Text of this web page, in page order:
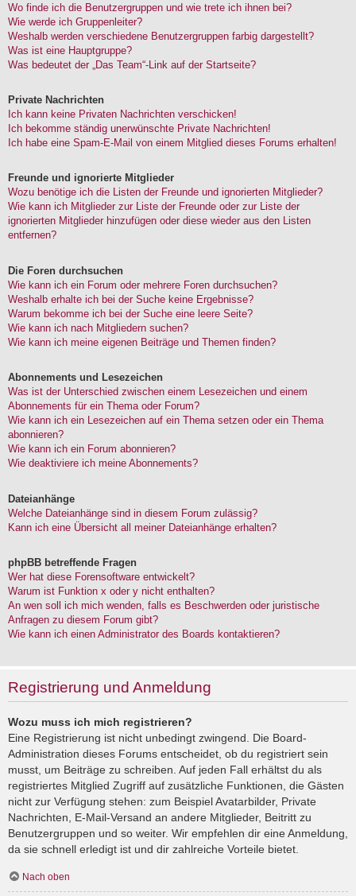
Wo finde ich die Benutzergruppen und wie trete ich ihnen bei?
Wie werde ich Gruppenleiter?
Weshalb werden verschiedene Benutzergruppen farbig dargestellt?
Was ist eine Hauptgruppe?
Was bedeutet der „Das Team“-Link auf der Startseite?
Private Nachrichten
Ich kann keine Privaten Nachrichten verschicken!
Ich bekomme ständig unerwünschte Private Nachrichten!
Ich habe eine Spam-E-Mail von einem Mitglied dieses Forums erhalten!
Freunde und ignorierte Mitglieder
Wozu benötige ich die Listen der Freunde und ignorierten Mitglieder?
Wie kann ich Mitglieder zur Liste der Freunde oder zur Liste der
ignorierten Mitglieder hinzufügen oder diese wieder aus den Listen
entfernen?
Die Foren durchsuchen
Wie kann ich ein Forum oder mehrere Foren durchsuchen?
Weshalb erhalte ich bei der Suche keine Ergebnisse?
Warum bekomme ich bei der Suche eine leere Seite?
Wie kann ich nach Mitgliedern suchen?
Wie kann ich meine eigenen Beiträge und Themen finden?
Abonnements und Lesezeichen
Was ist der Unterschied zwischen einem Lesezeichen und einem
Abonnements für ein Thema oder Forum?
Wie kann ich ein Lesezeichen auf ein Thema setzen oder ein Thema
abonnieren?
Wie kann ich ein Forum abonnieren?
Wie deaktiviere ich meine Abonnements?
Dateianhänge
Welche Dateianhänge sind in diesem Forum zulässig?
Kann ich eine Übersicht all meiner Dateianhänge erhalten?
phpBB betreffende Fragen
Wer hat diese Forensoftware entwickelt?
Warum ist Funktion x oder y nicht enthalten?
An wen soll ich mich wenden, falls es Beschwerden oder juristische
Anfragen zu diesem Forum gibt?
Wie kann ich einen Administrator des Boards kontaktieren?
Registrierung und Anmeldung
Wozu muss ich mich registrieren?
Eine Registrierung ist nicht unbedingt zwingend. Die Board-
Administration dieses Forums entscheidet, ob du registriert sein
musst, um Beiträge zu schreiben. Auf jeden Fall erhältst du als
registriertes Mitglied Zugriff auf zusätzliche Funktionen, die Gästen
nicht zur Verfügung stehen: zum Beispiel Avatarbilder, Private
Nachrichten, E-Mail-Versand an andere Mitglieder, Beitritt zu
Benutzergruppen und so weiter. Wir empfehlen dir eine Anmeldung,
da sie schnell erledigt ist und dir zahlreiche Vorteile bietet.
Nach oben